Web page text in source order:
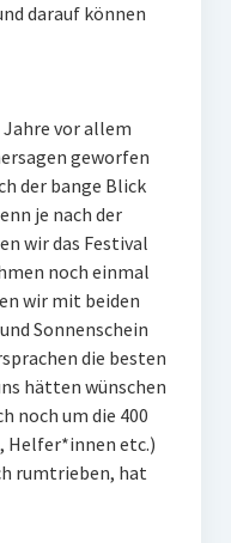
darauf können
vor allem
geworfen
der bange Blick
je nach der
wir das Festival
noch einmal
wir mit beiden
Sonnenschein
die besten
hätten wünschen
noch um die 400
Helfer*innen etc.)
rumtrieben, hat